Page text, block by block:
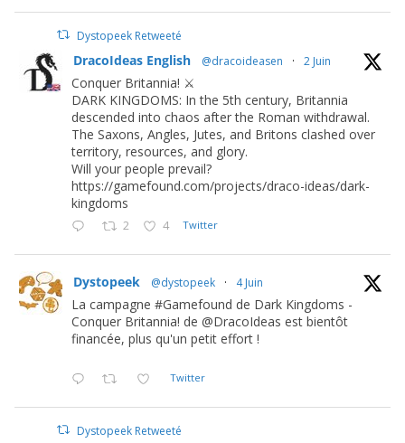
Dystopeek Retweeté
DracoIdeas English @dracoideasen · 2 Juin
Conquer Britannia! ⚔️
DARK KINGDOMS: In the 5th century, Britannia
descended into chaos after the Roman withdrawal.
The Saxons, Angles, Jutes, and Britons clashed over
territory, resources, and glory.
Will your people prevail?
https://gamefound.com/projects/draco-ideas/dark-
kingdoms
2 4 Twitter
Dystopeek @dystopeek · 4 Juin
La campagne #Gamefound de Dark Kingdoms -
Conquer Britannia! de @DracoIdeas est bientôt
financée, plus qu'un petit effort !
Twitter
Dystopeek Retweeté